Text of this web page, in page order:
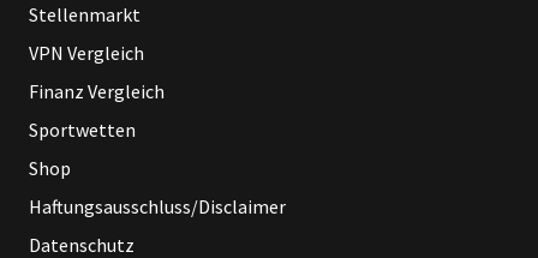
Stellenmarkt
VPN Vergleich
Finanz Vergleich
Sportwetten
Shop
Haftungsausschluss/Disclaimer
Datenschutz